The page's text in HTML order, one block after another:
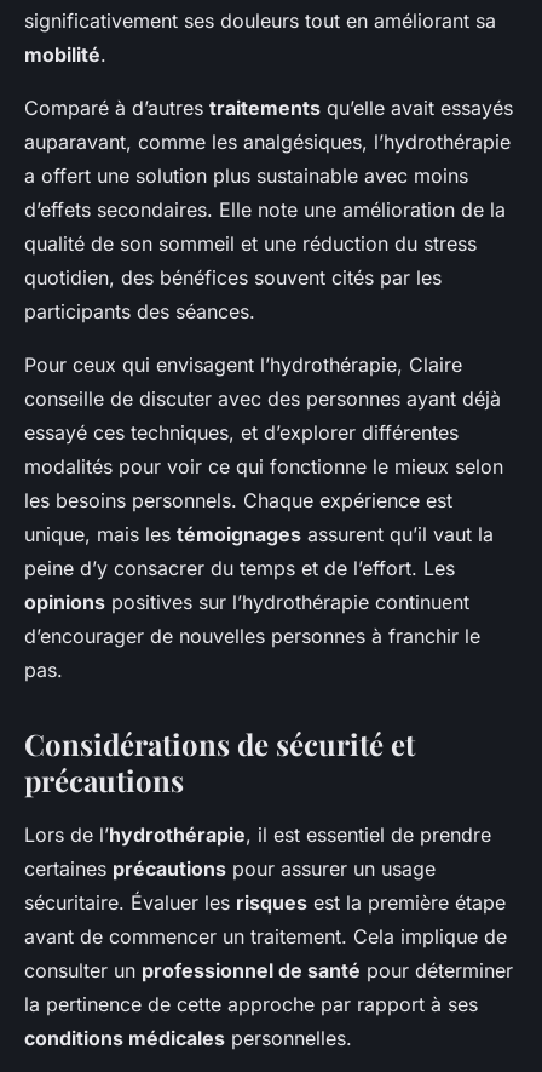
significativement ses douleurs tout en améliorant sa
mobilité.
Comparé à d’autres traitements qu’elle avait essayés
auparavant, comme les analgésiques, l’hydrothérapie
a offert une solution plus sustainable avec moins
d’effets secondaires. Elle note une amélioration de la
qualité de son sommeil et une réduction du stress
quotidien, des bénéfices souvent cités par les
participants des séances.
Pour ceux qui envisagent l’hydrothérapie, Claire
conseille de discuter avec des personnes ayant déjà
essayé ces techniques, et d’explorer différentes
modalités pour voir ce qui fonctionne le mieux selon
les besoins personnels. Chaque expérience est
unique, mais les témoignages assurent qu’il vaut la
peine d’y consacrer du temps et de l’effort. Les
opinions positives sur l’hydrothérapie continuent
d’encourager de nouvelles personnes à franchir le
pas.
Considérations de sécurité et
précautions
Lors de l’hydrothérapie, il est essentiel de prendre
certaines précautions pour assurer un usage
sécuritaire. Évaluer les risques est la première étape
avant de commencer un traitement. Cela implique de
consulter un professionnel de santé pour déterminer
la pertinence de cette approche par rapport à ses
conditions médicales personnelles.